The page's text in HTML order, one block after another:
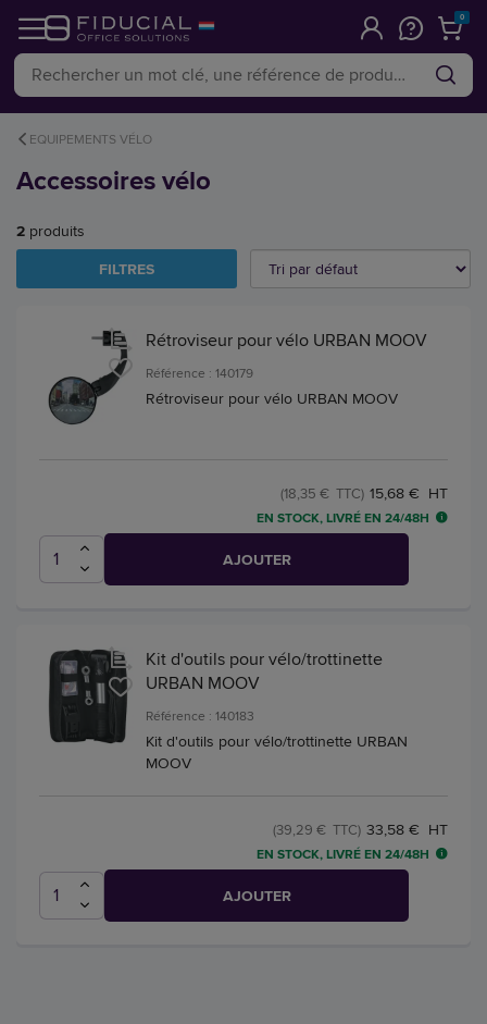
0
EQUIPEMENTS VÉLO
Accessoires vélo
2 produits
FILTRES
Rétroviseur pour vélo URBAN MOOV
Référence : 140179
Rétroviseur pour vélo URBAN MOOV
15,68 € HT
(18,35 € TTC)
EN STOCK, LIVRÉ EN 24/48H
AJOUTER
Kit d'outils pour vélo/trottinette
URBAN MOOV
Référence : 140183
Kit d'outils pour vélo/trottinette URBAN
MOOV
33,58 € HT
(39,29 € TTC)
EN STOCK, LIVRÉ EN 24/48H
AJOUTER